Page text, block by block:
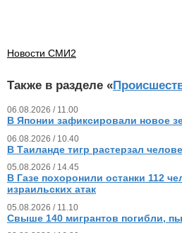
Новости СМИ2
Также в разделе «
06.08.2026 / 11.00
В Японии зафиксировали новое
06.08.2026 / 10.40
В Таиланде тигр растерзал
05.08.2026 / 14.45
В Газе похоронили останки 112
израильских атак
05.08.2026 / 11.10
Свыше 140 мигрантов погибли,